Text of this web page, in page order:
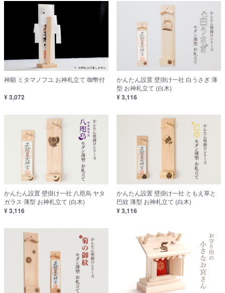
神願 ミタマノフユ お神札立て 御幣付
¥ 3,072
かんたん設置 壁掛け一社 白うさぎ 薄
型 お神札立て (白木)
¥ 3,116
かんたん設置 壁掛け一社 八咫烏 ヤタ
ガラス 薄型 お神札立て (白木)
¥ 3,116
かんたん設置 壁掛け一社 ともえ草と
巴紋 薄型 お神札立て (白木)
¥ 3,116